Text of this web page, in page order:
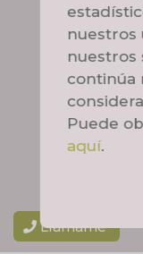
Llámame
nuestros
nuestros
continúa
Puede
aquí.